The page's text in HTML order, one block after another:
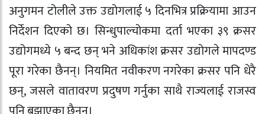
अनुगमन टोलीले उक्त उद्योगलाई ५ दिनभित्र प्रक्रियामा आउन
निर्देशन दिएको छ। सिन्धुपाल्चोकमा दर्ता भएका ३९ क्रसर
उद्योगमध्ये ५ बन्द छन् भने अधिकांश क्रसर उद्योगले मापदण्ड
पूरा गरेका छैनन्। नियमित नवीकरण नगरेका क्रसर पनि धेरै
छन्, जसले वातावरण प्रदुषण गर्नुका साथै राज्यलाई राजस्व